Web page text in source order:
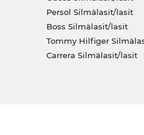
Persol Silmälasit/lasit
Boss Silmälasit/lasit
Tommy Hilfiger
Carrera Silmälasit/lasit